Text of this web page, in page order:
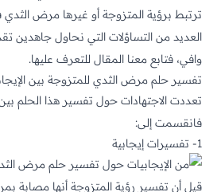
ترتبط برؤية المتزوجة أو غيرها مرض الثدي
العديد من التساؤلات التي نحاول جاهدين
وافي، فتابع معنا المقال للتعرف عليها.
تفسير حلم مرض الثدي للمتزوجة بين
تعددت الاجتهادات حول تفسير هذا الحلم
فانقسمت إلى:
1- تفسيرات إيجابية
قيل أن تفسير رؤية المتزوجة أنها مصابة